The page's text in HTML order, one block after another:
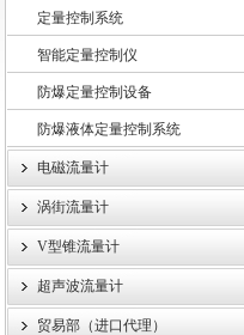
定量控制系统
智能定量控制仪
防爆定量控制设备
防爆液体定量控制系统
电磁流量计
涡街流量计
V型锥流量计
超声波流量计
贸易部（进口代理）